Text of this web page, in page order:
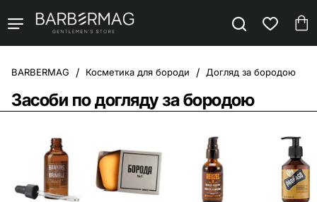
Засоби по догляду за бородою
Косметика для бороди Догляд за бородою